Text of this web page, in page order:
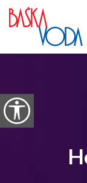
Preskoči na vsebino
Odpri možnosti